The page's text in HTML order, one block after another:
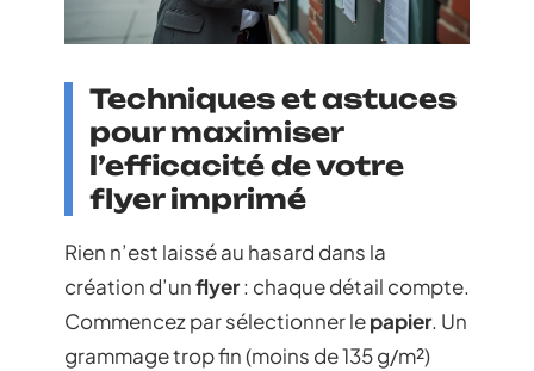
Techniques et astuces
pour maximiser
l’efficacité de votre
flyer imprimé
Rien n’est laissé au hasard dans la
création d’unflyer: chaque détail compte.
Commencez par sélectionner lepapier. Un
grammage trop fin (moins de 135 g/m²)